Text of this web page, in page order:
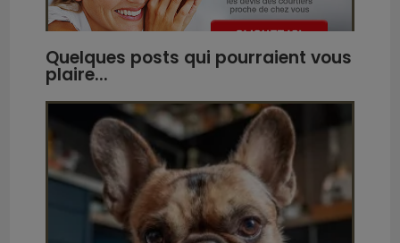
32
Quelques posts qui pourraient vous
plaire...